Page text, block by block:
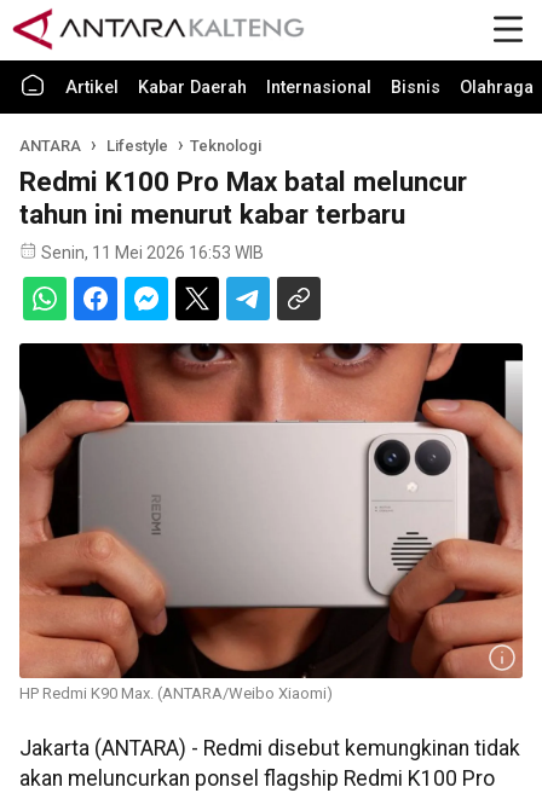
Artikel Kabar Daerah Internasional Bisnis Olahraga
ANTARA Lifestyle Teknologi
Redmi K100 Pro Max batal meluncur
tahun ini menurut kabar terbaru
Senin, 11 Mei 2026 16:53 WIB
HP Redmi K90 Max. (ANTARA/Weibo Xiaomi)
Jakarta (ANTARA) - Redmi disebut kemungkinan tidak
akan meluncurkan ponsel flagship Redmi K100 Pro